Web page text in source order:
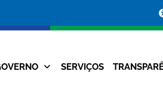
Navegação
SERVIÇOS